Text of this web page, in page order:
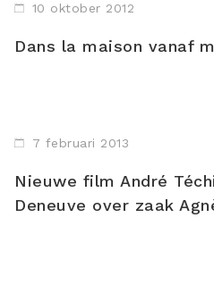
10 oktober 2012
Dans la maison vanaf
7 februari 2013
Nieuwe film André
Deneuve over zaak